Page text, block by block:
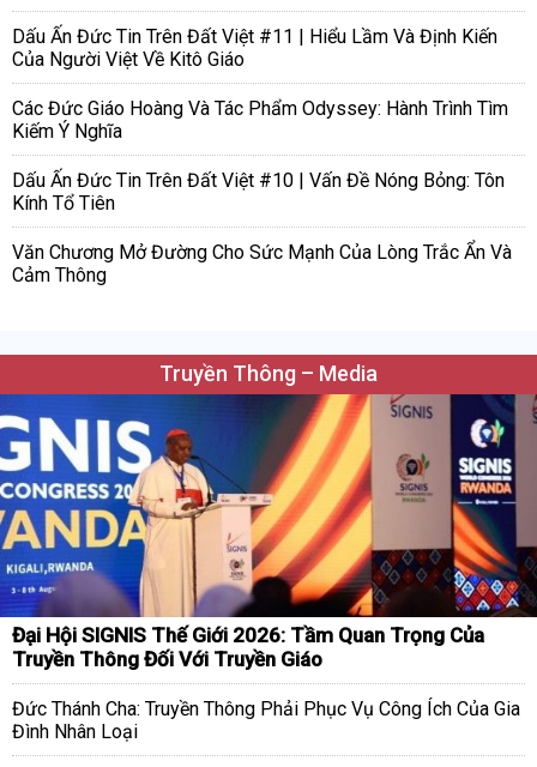
Dấu Ấn Đức Tin Trên Đất Việt #11 | Hiểu Lầm Và Định Kiến
Của Người Việt Về Kitô Giáo
Các Đức Giáo Hoàng Và Tác Phẩm Odyssey: Hành Trình Tìm
Kiếm Ý Nghĩa
Dấu Ấn Đức Tin Trên Đất Việt #10 | Vấn Đề Nóng Bỏng: Tôn
Kính Tổ Tiên
Văn Chương Mở Đường Cho Sức Mạnh Của Lòng Trắc Ẩn Và
Cảm Thông
Truyền Thông – Media
Đại Hội SIGNIS Thế Giới 2026: Tầm Quan Trọng Của
Truyền Thông Đối Với Truyền Giáo
Đức Thánh Cha: Truyền Thông Phải Phục Vụ Công Ích Của Gia
Đình Nhân Loại